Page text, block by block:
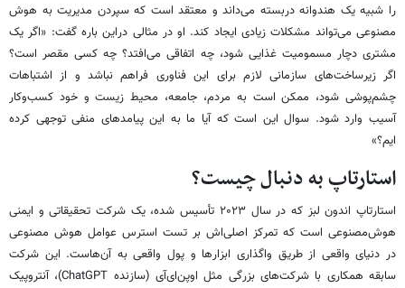
را شبیه یک هندوانه دربسته می‌داند و معتقد است که سپردن مدیریت به هوش
مصنوعی می‌تواند مشکلات زیادی ایجاد کند. او در مثالی دراین باره گفت: «اگر یک
مشتری دچار مسمومیت غذایی شود، چه اتفاقی می‌افتد؟ چه کسی مقصر است؟
اگر زیرساخت‌های سازمانی لازم برای این فناوری فراهم نباشد و از اشتباهات
چشم‌پوشی شود، ممکن است به مردم، جامعه، محیط زیست و خود کسب‌وکار
آسیب وارد شود. سوال این است که آیا ما به این پیامدهای منفی توجهی کرده
ایم؟»
استارتاپ به دنبال چیست؟
استارتاپ اندون لبز که در سال ۲۰۲۳ تأسیس شده، یک شرکت تحقیقاتی و ایمنی
هوش‌مصنوعی است که تمرکز اصلی‌اش بر تست استرس عوامل هوش مصنوعی
در دنیای واقعی از طریق واگذاری ابزارها و پول واقعی به آن‌هاست. این شرکت
سابقه همکاری با شرکت‌های بزرگی مثل اوپن‌ای‌آی (سازنده ChatGPT)، آنتروپیک